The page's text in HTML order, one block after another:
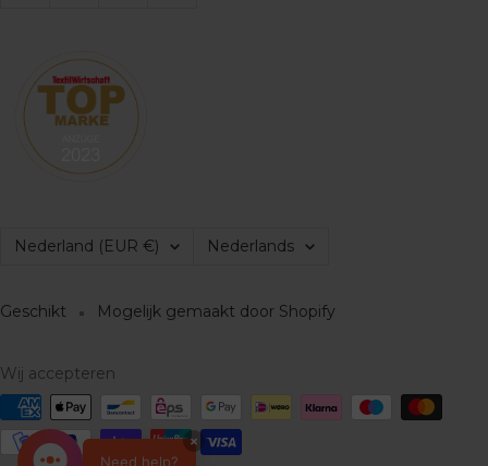
Land/regio
Nederland (EUR €) Taal
Nederlands
Geschikt Mogelijk gemaakt door Shopify
Wij accepteren
×
Need help?